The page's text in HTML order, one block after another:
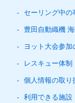
セーリング中の
豊田自動織機
ヨット大会参加
レスキュー体制
個人情報の取り
利用できる施設